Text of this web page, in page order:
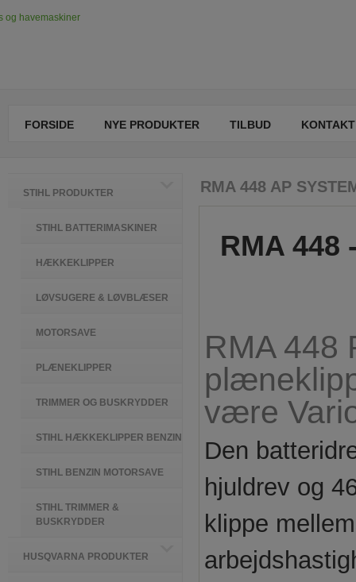
FORSIDE NYE PRODUKTER TILBUD KONTAKT
RMA 448 AP
RMA 448
RMA 448
være
Den
hjuldrev og
klippe
STIHL PRODUKTER
STIHL BATTERIMASKINER
HÆKKEKLIPPER
LØVSUGERE & LØVBLÆSER
MOTORSAVE
PLÆNEKLIPPER
TRIMMER OG BUSKRYDDER
STIHL HÆKKEKLIPPER BENZIN
STIHL BENZIN MOTORSAVE
STIHL TRIMMER &
BUSKRYDDER
HUSQVARNA PRODUKTER